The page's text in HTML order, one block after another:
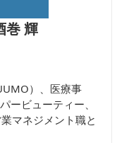
巻 輝
）、医療事
ービューティー、
マネジメント職と